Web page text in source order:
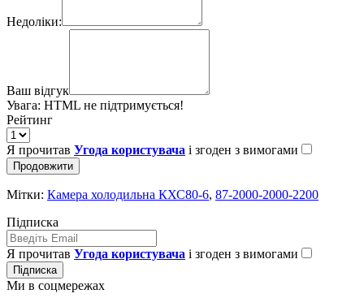
Недоліки:
Ваш відгук
Увага: HTML не підтримується!
Рейтинг
Я прочитав Угода користувача і згоден з вимогами
Продовжити
Мітки: Камера холодильна КХС80-6, 87-2000-2000-2200
Підписка
Я прочитав Угода користувача і згоден з вимогами
Підписка
Ми в соцмережах